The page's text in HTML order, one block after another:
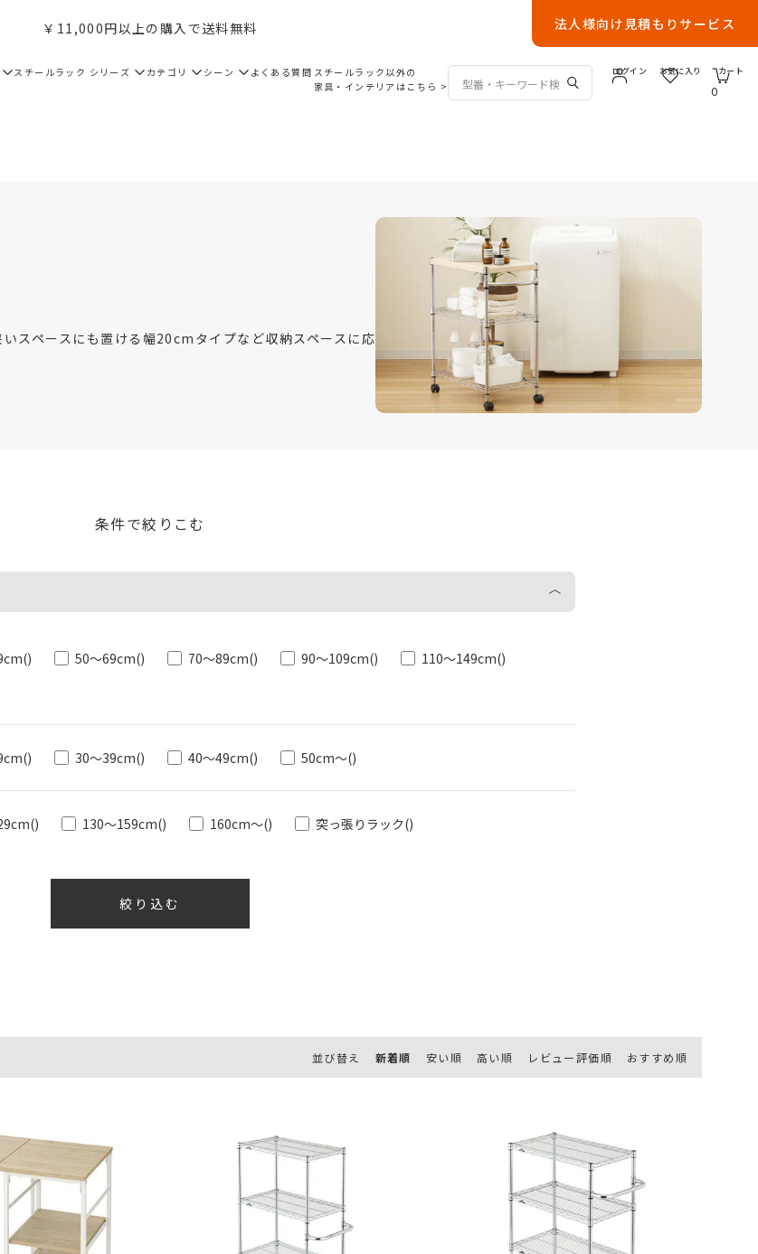
￥11,000円以上の購入で送料無料 法人様向け見積もりサービス
スチールラック シリーズ カテゴリ シーン よくある質問 スチールラック以外の
家具・インテリアはこちら >
ログイン お気に入り
0
カート
スペースにも置ける幅20cmタイプなど収納スペースに応
条件で絞りこむ
() 50～69cm() 70～89cm() 90～109cm() 110～149cm()
() 30～39cm() 40～49cm() 50cm～()
() 130～159cm() 160cm～() 突っ張りラック()
並び替え 新着順 安い順 高い順 レビュー評価順 おすすめ順